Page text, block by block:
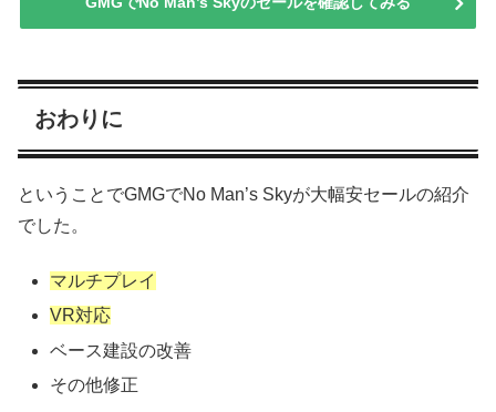
おわりに
ということでGMGでNo Man’s Skyが大幅安セールの紹介
でした。
マルチプレイ
VR対応
ベース建設の改善
その他修正